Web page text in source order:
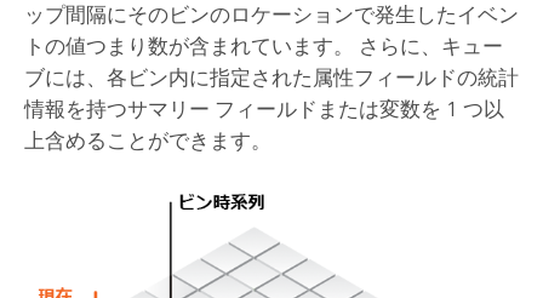
ップ間隔にそのビンのロケーションで発生したイベン
トの値つまり数が含まれています。 さらに、キュー
ブには、各ビン内に指定された属性フィールドの統計
情報を持つサマリー フィールドまたは変数を 1 つ以
上含めることができます。